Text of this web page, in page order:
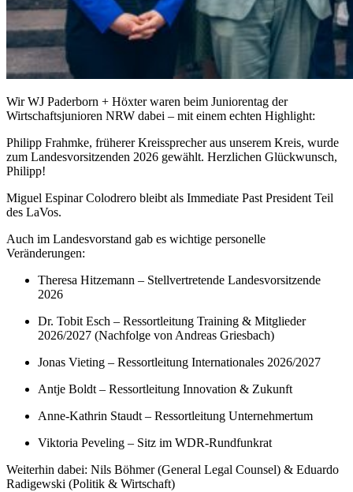
Wir WJ Paderborn + Höxter waren beim Juniorentag der
Wirtschaftsjunioren NRW dabei – mit einem echten Highlight:
Philipp Frahmke, früherer Kreissprecher aus unserem Kreis, wurde
zum Landesvorsitzenden 2026 gewählt. Herzlichen Glückwunsch,
Philipp!
Miguel Espinar Colodrero bleibt als Immediate Past President Teil
des LaVos.
Auch im Landesvorstand gab es wichtige personelle
Veränderungen:
Theresa Hitzemann – Stellvertretende Landesvorsitzende
2026
Dr. Tobit Esch – Ressortleitung Training & Mitglieder
2026/2027 (Nachfolge von Andreas Griesbach)
Jonas Vieting – Ressortleitung Internationales 2026/2027
Antje Boldt – Ressortleitung Innovation & Zukunft
Anne-Kathrin Staudt – Ressortleitung Unternehmertum
Viktoria Peveling – Sitz im WDR-Rundfunkrat
Weiterhin dabei: Nils Böhmer (General Legal Counsel) & Eduardo
Radigewski (Politik & Wirtschaft)